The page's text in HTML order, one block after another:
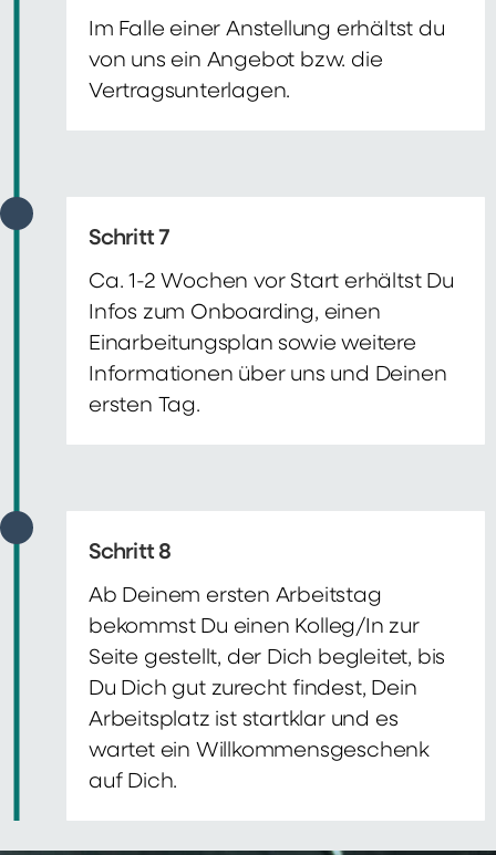
Im Falle einer Anstellung erhältst du
von uns ein Angebot bzw. die
Vertragsunterlagen.
Schritt 7
Ca. 1-2 Wochen vor Start erhältst Du
Infos zum Onboarding, einen
Einarbeitungsplan sowie weitere
Informationen über uns und Deinen
ersten Tag.
Schritt 8
Ab Deinem ersten Arbeitstag
bekommst Du einen Kolleg/In zur
Seite gestellt, der Dich begleitet, bis
Du Dich gut zurecht findest, Dein
Arbeitsplatz ist startklar und es
wartet ein Willkommensgeschenk
auf Dich.